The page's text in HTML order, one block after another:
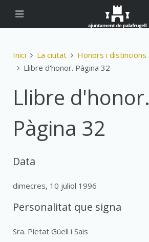
Inici La ciutat Honors i distincions
Llibre d'honor. Pàgina 32
Llibre d'honor.
Pàgina 32
Data
dimecres, 10 juliol 1996
Personalitat que signa
Sra. Pietat Güell i Sais